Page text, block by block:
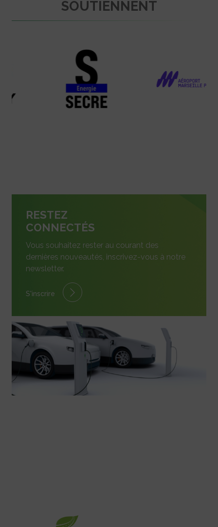
SOUTIENNENT
RESTEZ
CONNECTÉS
Vous souhaitez rester au courant des
dernières nouveautés, inscrivez-vous à notre
newsletter.
S'inscrire